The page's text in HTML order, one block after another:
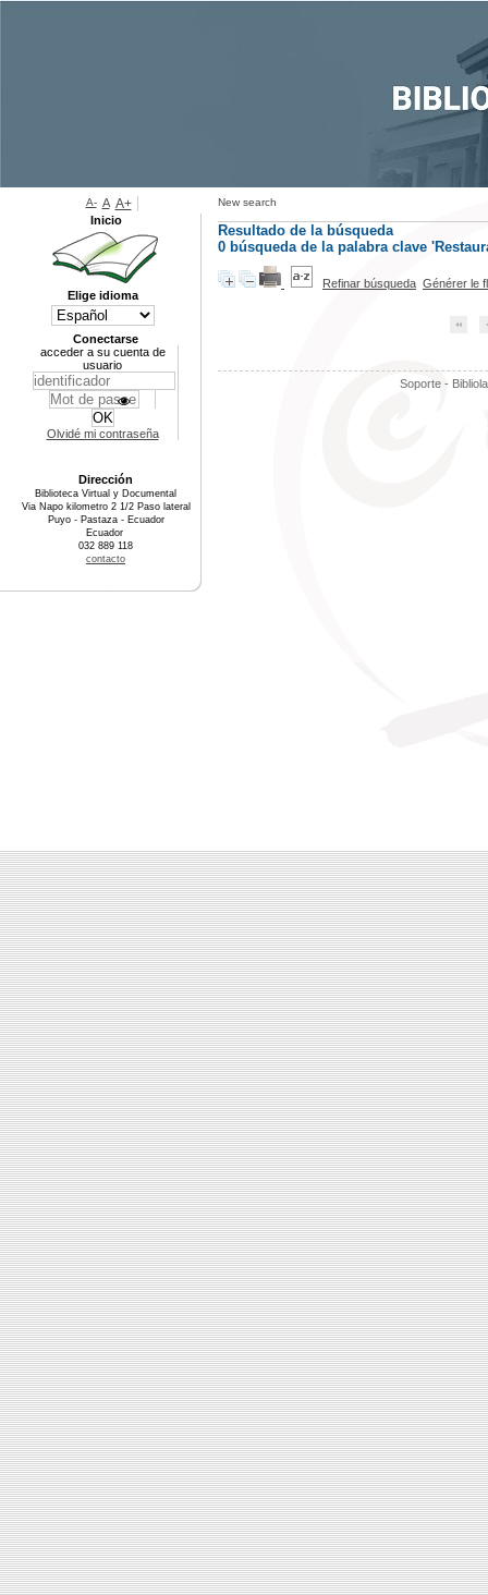
New search
Resultado de la búsqueda
0 búsqueda de la palabra clave
Refinar búsqueda Générer le
Soporte -
A- A A+
Inicio
Elige idioma
Conectarse
acceder a su cuenta de
usuario
Olvidé mi contraseña
Dirección
Biblioteca Virtual y Documental
Via Napo kilometro 2 1/2 Paso lateral
Puyo - Pastaza - Ecuador
Ecuador
032 889 118
contacto